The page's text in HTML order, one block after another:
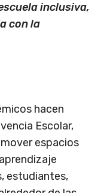
inclusiva,
con la
hacen
Escolar,
espacios
estudiantes,